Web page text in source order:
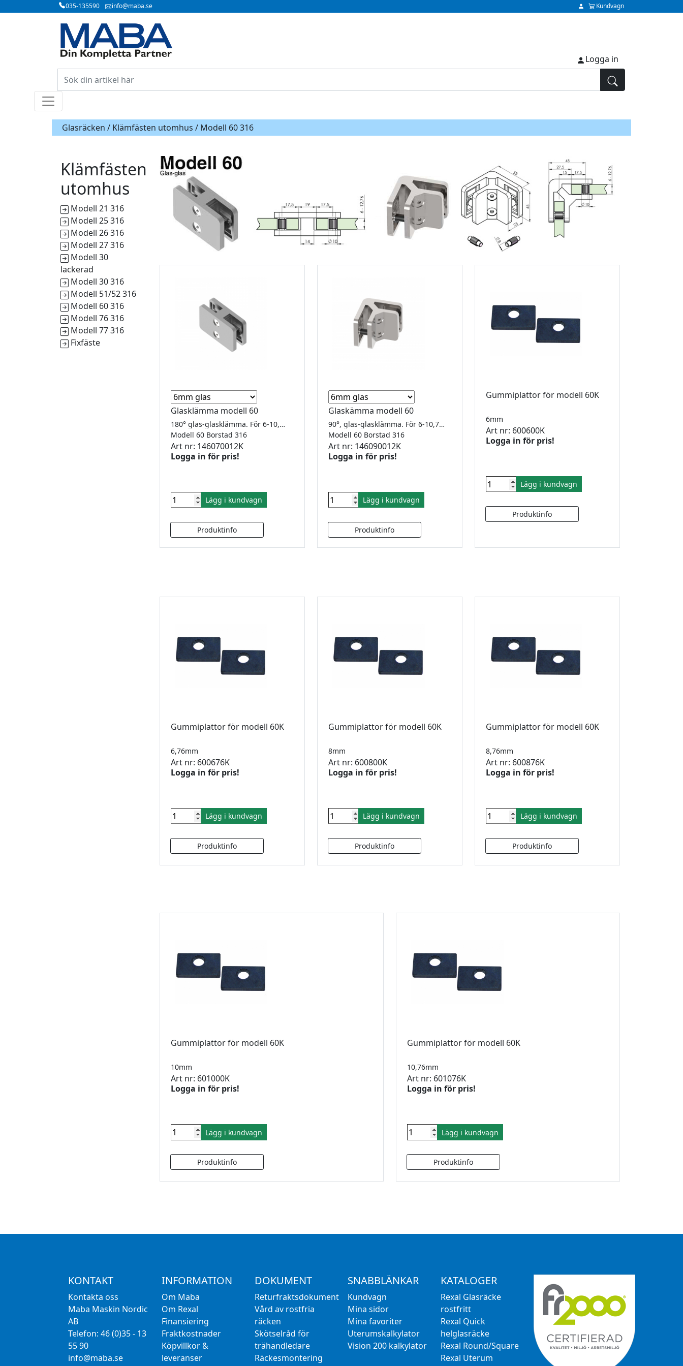
035-135590 info@maba.se Kundvagn
Logga in
Glasräcken / Klämfästen utomhus / Modell 60 316
Klämfästen
utomhus
Modell 21 316
Modell 25 316
Modell 26 316
Modell 27 316
Modell 30
lackerad
Modell 30 316
Modell 51/52 316
Modell 60 316
Modell 76 316
Modell 77 316
Fixfäste
Glasklämma modell 60
180° glas-glasklämma. För 6-10,76mm glas.
Modell 60 Borstad 316
Art nr: 146070012K
Logga in för pris!
Lägg i kundvagn
Glaskämma modell 60
90°, glas-glasklämma. För 6-10,76mm glas.
Modell 60 Borstad 316
Art nr: 146090012K
Logga in för pris!
Lägg i kundvagn
Gummiplattor för modell 60K
6mm
Art nr: 600600K
Logga in för pris!
Lägg i kundvagn
Gummiplattor för modell 60K
6,76mm
Art nr: 600676K
Logga in för pris!
Lägg i kundvagn
Gummiplattor för modell 60K
8mm
Art nr: 600800K
Logga in för pris!
Lägg i kundvagn
Gummiplattor för modell 60K
8,76mm
Art nr: 600876K
Logga in för pris!
Lägg i kundvagn
Gummiplattor för modell 60K
10mm
Art nr: 601000K
Logga in för pris!
Lägg i kundvagn
Gummiplattor för modell 60K
10,76mm
Art nr: 601076K
Logga in för pris!
Lägg i kundvagn
KONTAKT
Kontakta oss
Maba Maskin Nordic
AB
Telefon: 46 (0)35 - 13
55 90
info@maba.se
INFORMATION
Om Maba
Om Rexal
Finansiering
Fraktkostnader
Köpvillkor &
leveranser
DOKUMENT
Returfraktsdokument
Vård av rostfria
räcken
Skötselråd för
trähandledare
Räckesmontering
SNABBLÄNKAR
Kundvagn
Mina sidor
Mina favoriter
Uterumskalkylator
Vision 200 kalkylator
KATALOGER
Rexal Glasräcke
rostfritt
Rexal Quick
helglasräcke
Rexal Round/Square
Rexal Uterum